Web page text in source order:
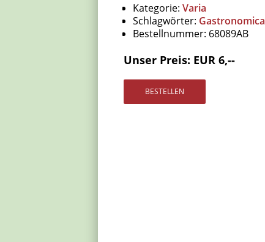
Kategorie: Varia
Schlagwörter: Gastronomica
Bestellnummer: 68089AB
Unser Preis: EUR 6,--